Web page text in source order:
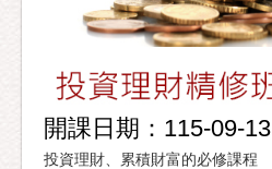
開課日期：115-09-13
投資理財、累積財富的必修課程